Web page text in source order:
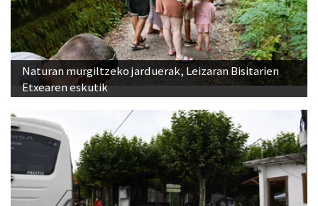
Naturan murgiltzeko jarduerak, Leizaran Bisitarien
Etxearen eskutik